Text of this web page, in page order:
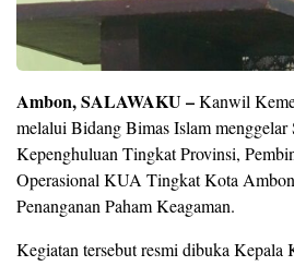
Ambon, SALAWAKU –Kanwil
melalui Bidang Bimas Islam menggelar
Kepenghuluan Tingkat Provinsi,
Operasional KUA Tingkat Kota
Penanganan Paham Keagaman.
Kegiatan tersebut resmi dibuka Kepala